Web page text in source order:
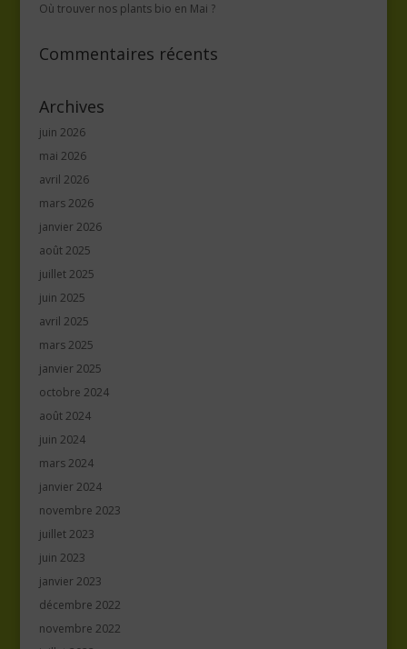
Où trouver nos plants bio en Mai ?
Commentaires récents
Archives
juin 2026
mai 2026
avril 2026
mars 2026
janvier 2026
août 2025
juillet 2025
juin 2025
avril 2025
mars 2025
janvier 2025
octobre 2024
août 2024
juin 2024
mars 2024
janvier 2024
novembre 2023
juillet 2023
juin 2023
janvier 2023
décembre 2022
novembre 2022